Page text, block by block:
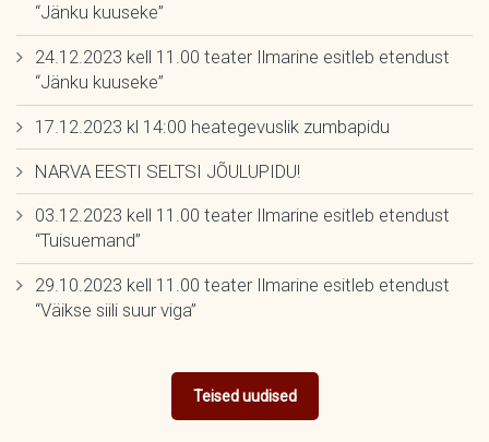
“Jänku kuuseke”
24.12.2023 kell 11.00 teater Ilmarine esitleb etendust
“Jänku kuuseke”
17.12.2023 kl 14:00 heategevuslik zumbapidu
NARVA EESTI SELTSI JÕULUPIDU!
03.12.2023 kell 11.00 teater Ilmarine esitleb etendust
“Tuisuemand”
29.10.2023 kell 11.00 teater Ilmarine esitleb etendust
“Väikse siili suur viga”
Teised uudised